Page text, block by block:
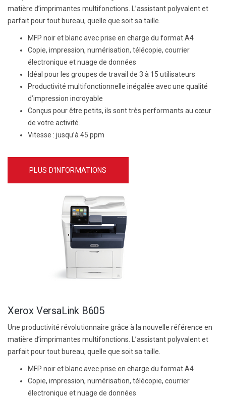
matière d’imprimantes multifonctions. L’assistant polyvalent et
parfait pour tout bureau, quelle que soit sa taille.
MFP noir et blanc avec prise en charge du format A4
Copie, impression, numérisation, télécopie, courrier
électronique et nuage de données
Idéal pour les groupes de travail de 3 à 15 utilisateurs
Productivité multifonctionnelle inégalée avec une qualité
d’impression incroyable
Conçus pour être petits, ils sont très performants au cœur
de votre activité.
Vitesse : jusqu’à 45 ppm
PLUS D'INFORMATIONS
Xerox VersaLink B605
Une productivité révolutionnaire grâce à la nouvelle référence en
matière d’imprimantes multifonctions. L’assistant polyvalent et
parfait pour tout bureau, quelle que soit sa taille.
MFP noir et blanc avec prise en charge du format A4
Copie, impression, numérisation, télécopie, courrier
électronique et nuage de données